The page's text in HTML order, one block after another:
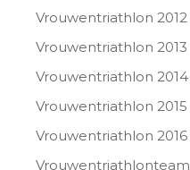
Vrouwentriathlon 2012
Vrouwentriathlon 2013
Vrouwentriathlon 2014
Vrouwentriathlon 2015
Vrouwentriathlon 2016
Vrouwentriathlonteam